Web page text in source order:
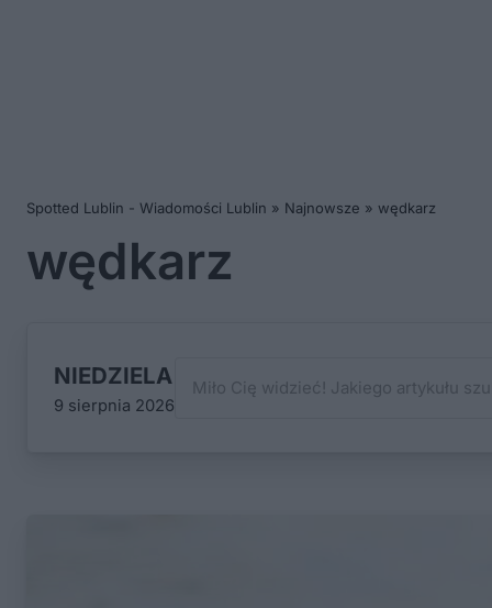
Spotted Lublin - Wiadomości Lublin » Najnowsze » wędkarz
wędkarz
NIEDZIELA
9 sierpnia 2026